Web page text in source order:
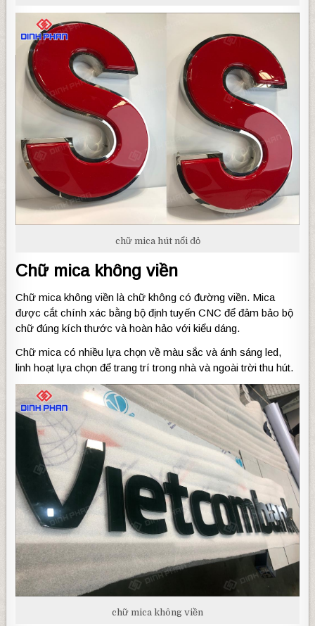
chữ mica hút nổi đỏ
Chữ mica không viền
Chữ mica không viền là chữ không có đường viền. Mica
được cắt chính xác bằng bộ định tuyến CNC để đảm bảo bộ
chữ đúng kích thước và hoàn hảo với kiểu dáng.
Chữ mica có nhiều lựa chọn về màu sắc và ánh sáng led,
linh hoạt lựa chọn để trang trí trong nhà và ngoài trời thu hút.
chữ mica không viền